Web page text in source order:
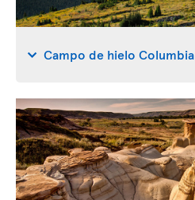
Campo de hielo Columbia